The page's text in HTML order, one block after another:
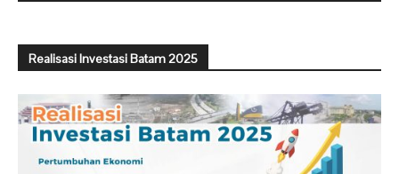
Realisasi Investasi Batam 2025